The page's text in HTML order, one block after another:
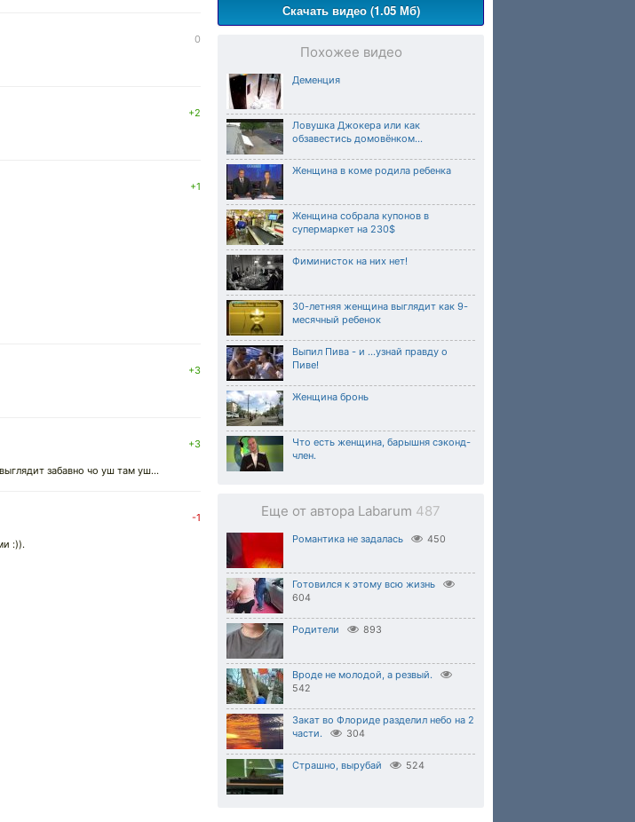
Скачать видео (1.05 Мб)
Похожее видео
Деменция
Ловушка Джокера или как
обзавестись домовёнком...
Женщина в коме родила ребенка
Женщина собрала купонов в
супермаркет на 230$
Фиминисток на них нет!
30-летняя женщина выглядит как 9-
месячный ребенок
Выпил Пива - и ...узнай правду о
Пиве!
Женщина бронь
Что есть женщина, барышня сэконд-
член.
Еще от автора Labarum 487
Романтика не задалась 450
Готовился к этому всю жизнь
604
Родители 893
Вроде не молодой, а резвый.
542
Закат во Флориде разделил небо на 2
части.
304
Страшно, вырубай 524
0
+2
+1
+3
+3
забавно чо уш там уш...
-1
:)).